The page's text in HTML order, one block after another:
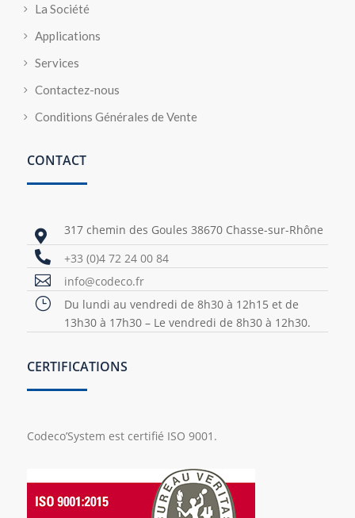
La Société
Applications
Services
Contactez-nous
Conditions Générales de Vente
CONTACT
 317 chemin des Goules 38670 Chasse-sur-Rhône
 +33 (0)4 72 24 00 84
 info@codeco.fr
}
Du lundi au vendredi de 8h30 à 12h15 et de
13h30 à 17h30 – Le vendredi de 8h30 à 12h30.
CERTIFICATIONS
Codeco’System est certifié ISO 9001.